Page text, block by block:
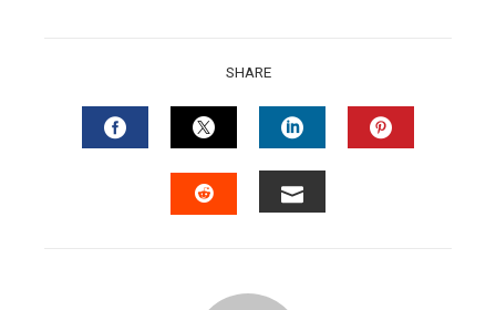
SHARE
FACEBOOKTWITTERLINKEDIN